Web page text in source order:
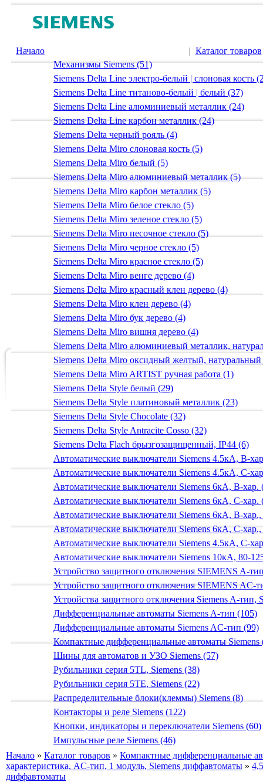
Начало | Каталог товаров
Механизмы Siemens (51)
Siemens Delta Line электро-белый | слоновая кость
Siemens Delta Line титаново-белый | белый (37)
Siemens Delta Line алюминиевый металлик (24)
Siemens Delta Line карбон металлик (24)
Siemens Delta черный рояль (4)
Siemens Delta Miro слоновая кость (5)
Siemens Delta Miro белый (5)
Siemens Delta Miro алюминиевый металлик (5)
Siemens Delta Miro карбон металлик (5)
Siemens Delta Miro белое стекло (5)
Siemens Delta Miro зеленое стекло (5)
Siemens Delta Miro песочное стекло (5)
Siemens Delta Miro черное стекло (5)
Siemens Delta Miro красное стекло (5)
Siemens Delta Miro венге дерево (4)
Siemens Delta Miro красный клен дерево (4)
Siemens Delta Miro клен дерево (4)
Siemens Delta Miro бук дерево (4)
Siemens Delta Miro вишня дерево (4)
Siemens Delta Miro алюминиевый металлик,
Siemens Delta Miro оксидный желтый,
Siemens Delta Miro ARTIST ручная работа (1)
Siemens Delta Style белый (29)
Siemens Delta Style платиновый металлик (23)
Siemens Delta Style Chocolate (32)
Siemens Delta Style Antracite Cosso (32)
Siemens Delta Flach брызгозащищенный, IP44 (6)
Автоматические выключатели Siemens 4.5кА, B-
Автоматические выключатели Siemens 4.5кА, C-
Автоматические выключатели Siemens 6кА, B-хар.
Автоматические выключатели Siemens 6кА, С-хар.
Автоматические выключатели Siemens 6кА, B-
Автоматические выключатели Siemens 6кА, C-
Автоматические выключатели Siemens 4.5кА, C-
Автоматические выключатели Siemens 10кА, 80-
Устройство защитного отключения SIEMENS A-
Устройство защитного отключения SIEMENS AС-
Устройства защитного отключения Siemens A-тип,
Дифференциальные автоматы Siemens A-тип (105)
Дифференциальные автоматы Siemens AС-тип (99)
Компактные дифференциальные автоматы Siemens
Шины для автоматов и УЗО Siemens (57)
Рубильники серия 5TL, Siemens (38)
Рубильники серия 5TE, Siemens (22)
Распределительные блоки(клеммы) Siemens (8)
Контакторы и реле Siemens (122)
Кнопки, индикаторы и переключатели Siemens (60)
Импульсные реле Siemens (46)
Начало » Каталог товаров » Компактные дифференциальные
характеристика, AC-тип, 1 модуль, Siemens диффавтоматы »
диффавтоматы